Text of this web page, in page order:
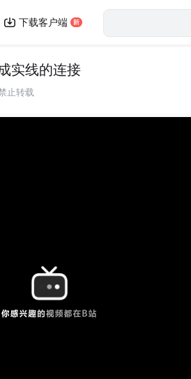
下载客户端
实线的连接
止转载